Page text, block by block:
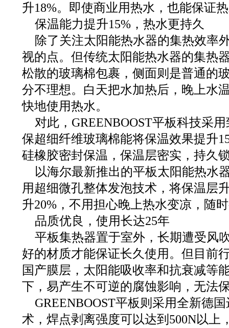
升18%。即使商业用热水，也能保证
保温能力提升15%，热水更持久
除了关注太阳能热水器的集热效率
视的点。但传统太阳能热水器的集热
松散的玻璃棉包裹，侧面则是普通的
分不理想。白天把水加热后，晚上水
快地使用热水。
对此，GREENBOOST平板科技采
保超细纤维玻璃棉能将保温效果提升
硅橡胶密封保温，保温层密实，持久
以海尔最新推出的平板太阳能热水
用超细微孔整体发泡技术，将保温层
升20%，不用担心晚上热水变凉，随
品质优良，使用长达25年
平板集热器置于室外，长期遭受风
好的材质才能保证长久使用。但目前
国产膜层，太阳能吸收率和抗衰减等
下，易产生不可逆的腐蚀影响，无法
GREENBOOST平板则采用全新德
术，焊点剥离强度可以达到500N以上